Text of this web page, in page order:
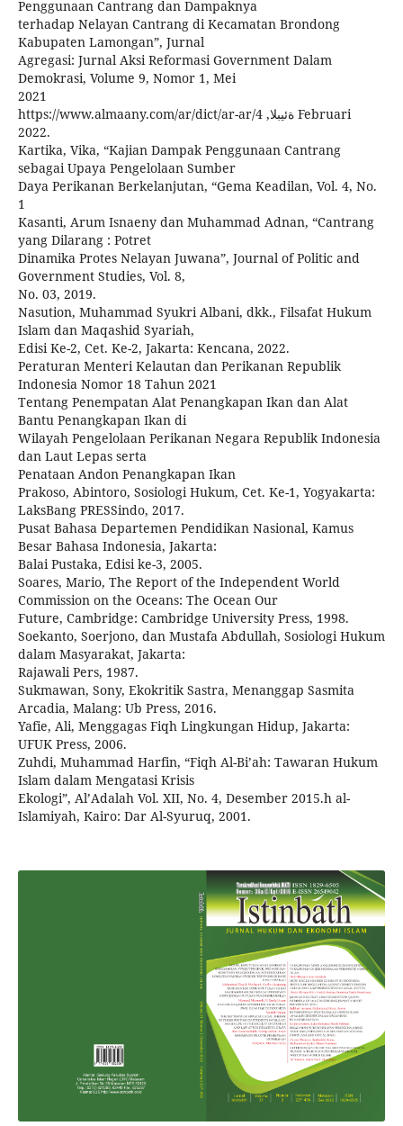
Penggunaan Cantrang dan Dampaknya
terhadap Nelayan Cantrang di Kecamatan Brondong
Kabupaten Lamongan”, Jurnal
Agregasi: Jurnal Aksi Reformasi Government Dalam
Demokrasi, Volume 9, Nomor 1, Mei
2021
https://www.almaany.com/ar/dict/ar-ar/4 ,ةئيبلا Februari
2022.
Kartika, Vika, “Kajian Dampak Penggunaan Cantrang
sebagai Upaya Pengelolaan Sumber
Daya Perikanan Berkelanjutan, “Gema Keadilan, Vol. 4, No.
1
Kasanti, Arum Isnaeny dan Muhammad Adnan, “Cantrang
yang Dilarang : Potret
Dinamika Protes Nelayan Juwana”, Journal of Politic and
Government Studies, Vol. 8,
No. 03, 2019.
Nasution, Muhammad Syukri Albani, dkk., Filsafat Hukum
Islam dan Maqashid Syariah,
Edisi Ke-2, Cet. Ke-2, Jakarta: Kencana, 2022.
Peraturan Menteri Kelautan dan Perikanan Republik
Indonesia Nomor 18 Tahun 2021
Tentang Penempatan Alat Penangkapan Ikan dan Alat
Bantu Penangkapan Ikan di
Wilayah Pengelolaan Perikanan Negara Republik Indonesia
dan Laut Lepas serta
Penataan Andon Penangkapan Ikan
Prakoso, Abintoro, Sosiologi Hukum, Cet. Ke-1, Yogyakarta:
LaksBang PRESSindo, 2017.
Pusat Bahasa Departemen Pendidikan Nasional, Kamus
Besar Bahasa Indonesia, Jakarta:
Balai Pustaka, Edisi ke-3, 2005.
Soares, Mario, The Report of the Independent World
Commission on the Oceans: The Ocean Our
Future, Cambridge: Cambridge University Press, 1998.
Soekanto, Soerjono, dan Mustafa Abdullah, Sosiologi Hukum
dalam Masyarakat, Jakarta:
Rajawali Pers, 1987.
Sukmawan, Sony, Ekokritik Sastra, Menanggap Sasmita
Arcadia, Malang: Ub Press, 2016.
Yafie, Ali, Menggagas Fiqh Lingkungan Hidup, Jakarta:
UFUK Press, 2006.
Zuhdi, Muhammad Harfin, “Fiqh Al-Bi’ah: Tawaran Hukum
Islam dalam Mengatasi Krisis
Ekologi”, Al’Adalah Vol. XII, No. 4, Desember 2015.h al-
Islamiyah, Kairo: Dar Al-Syuruq, 2001.